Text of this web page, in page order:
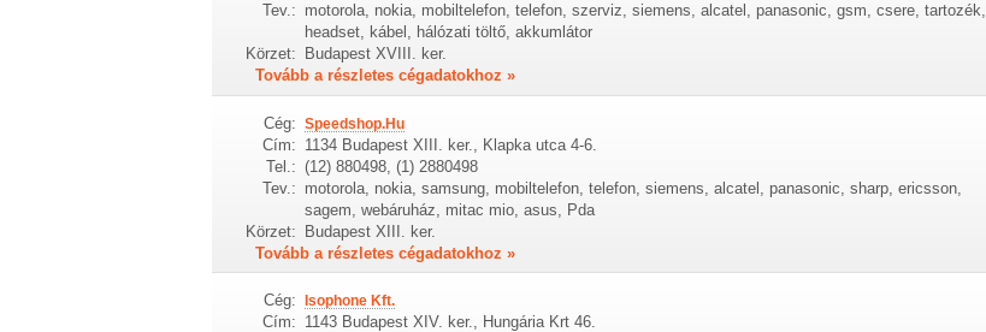
Tev.: motorola, nokia, mobiltelefon, telefon, szerviz, siemens, alcatel, panasonic, gsm, csere, tartozék,
headset, kábel, hálózati töltő, akkumlátor
Körzet:
Budapest XVIII. ker.
Tovább a részletes cégadatokhoz »
Cég: Speedshop.Hu
Cím: 1134 Budapest XIII. ker., Klapka utca 4-6.
Tel.: (12) 880498, (1) 2880498
Tev.: motorola, nokia, samsung, mobiltelefon, telefon, siemens, alcatel, panasonic, sharp, ericsson,
sagem, webáruház, mitac mio, asus, Pda
Körzet: Budapest XIII. ker.
Tovább a részletes cégadatokhoz »
Cég: Isophone Kft.
Cím: 1143 Budapest XIV. ker., Hungária Krt 46.